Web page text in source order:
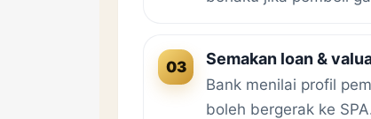
03 Semakan loan &
Bank menilai profil
boleh bergerak ke